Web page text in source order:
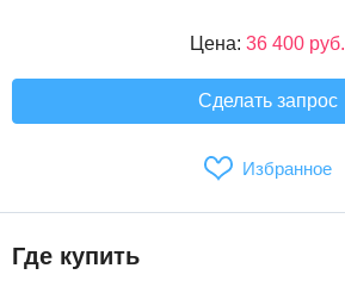
Цена: 36 400 руб.
Сделать запрос
Избранное
Где купить